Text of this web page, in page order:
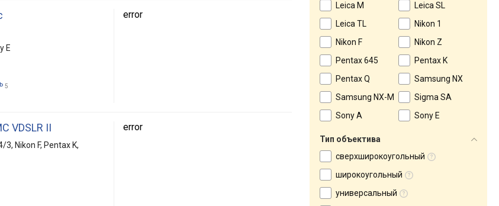
E
5
error
VDSLR II
3, Nikon F, Pentax K,
error
Leica M
Leica SL
Leica TL
Nikon 1
Nikon F
Nikon Z
Pentax 645
Pentax K
Pentax Q
Samsung NX
Samsung NX-M
Sigma SA
Sony A
Sony E
Тип объектива
сверхширокоугольный
широкоугольный
универсальный